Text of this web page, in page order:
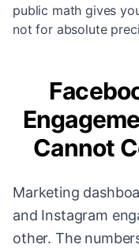
public math gives
not for absolute
Cannot
Marketing
and Instagram
other. The